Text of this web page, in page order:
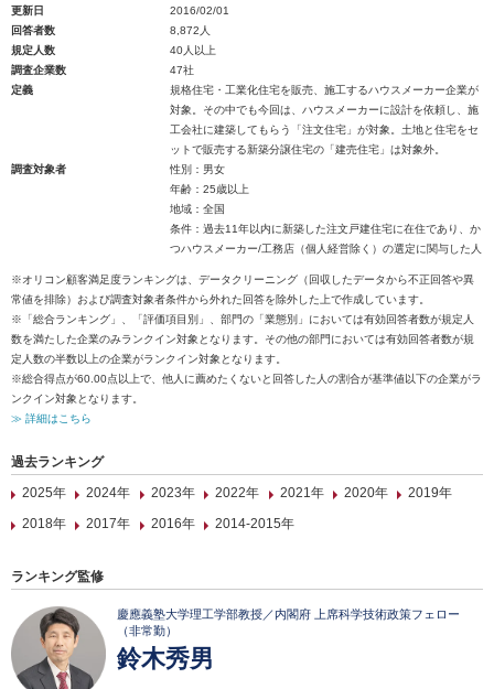
更新日
2016/02/01
回答者数
8,872人
規定人数
40人以上
調査企業数
47社
定義
規格住宅・工業化住宅を販売、施工するハウスメーカー企業が
対象。その中でも今回は、ハウスメーカーに設計を依頼し、施
工会社に建築してもらう「注文住宅」が対象。土地と住宅をセ
ットで販売する新築分譲住宅の「建売住宅」は対象外。
調査対象者
性別：男女
年齢：25歳以上
地域：全国
条件：過去11年以内に新築した注文戸建住宅に在住であり、か
つハウスメーカー/工務店（個人経営除く）の選定に関与した人
※オリコン顧客満足度ランキングは、データクリーニング（回収したデータから不正回答や異
常値を排除）および調査対象者条件から外れた回答を除外した上で作成しています。
※「総合ランキング」、「評価項目別」、部門の「業態別」においては有効回答者数が規定人
数を満たした企業のみランクイン対象となります。その他の部門においては有効回答者数が規
定人数の半数以上の企業がランクイン対象となります。
※総合得点が60.00点以上で、他人に薦めたくないと回答した人の割合が基準値以下の企業がラ
ンクイン対象となります。
≫ 詳細はこちら
過去ランキング
2025年
2024年 2023年 2022年 2021年 2020年
2019年
2018年
2017年 2016年 2014-2015年
ランキング監修
慶應義塾大学理工学部教授／内閣府 上席科学技術政策フェロー
（非常勤）
鈴木秀男